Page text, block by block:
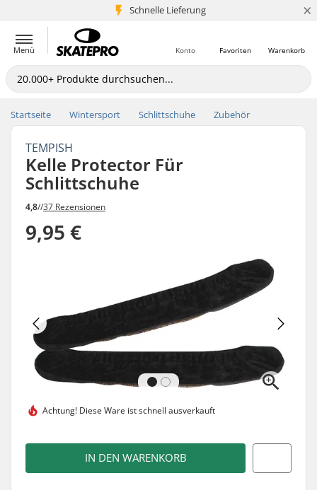
Schnelle Lieferung
5+ Mio. Kunden ×
Menü Warenkorb
Favoriten
Konto
Startseite Wintersport Schlittschuhe Zubehör
TEMPISH
Kelle Protector Für
Schlittschuhe
4,8//37 Rezensionen
9,95 €
Achtung! Diese Ware istschnell ausverkauft
IN DEN WARENKORB